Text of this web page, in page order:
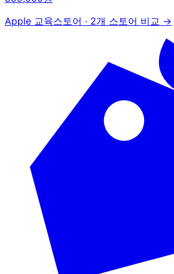
Apple 교육스토어 · 2개 스토어 비교 →